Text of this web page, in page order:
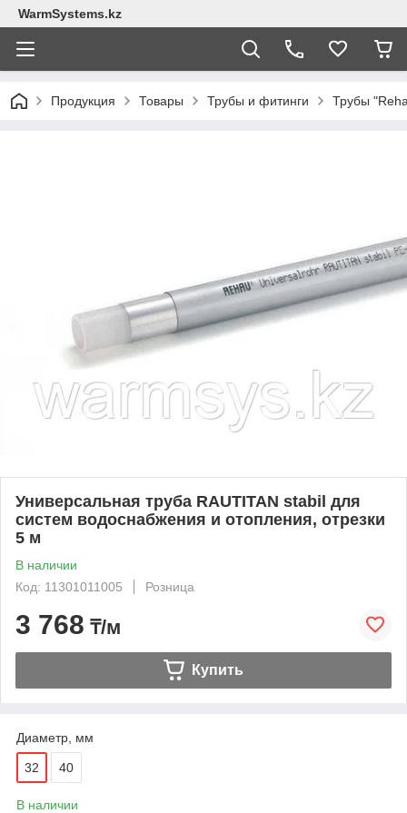
WarmSystems.kz
Продукция Товары Трубы и фитинги Трубы
Универсальная труба RAUTITAN stabil для
систем водоснабжения и отопления, отрезки
5 м
В наличии
Код: 11301011005
Розница
3 768 ₸/м
Купить
Диаметр, мм
32 40
В наличии